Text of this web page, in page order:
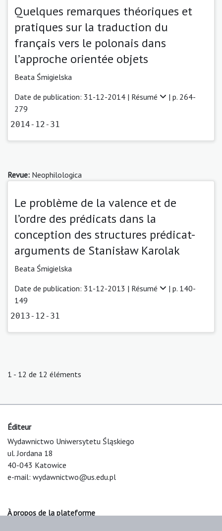
Quelques remarques théoriques et
pratiques sur la traduction du
français vers le polonais dans
l’approche orientée objets
Beata Śmigielska
Date de publication: 31-12-2014 | Résumé
| p. 264-
279
2014-12-31
Revue: Neophilologica
Le problème de la valence et de
l’ordre des prédicats dans la
conception des structures prédicat-
arguments de Stanisław Karolak
Beata Śmigielska
Date de publication: 31-12-2013 | Résumé
| p. 140-
149
2013-12-31
1 - 12 de 12 éléments
Éditeur
Wydawnictwo Uniwersytetu Śląskiego
ul. Jordana 18
40-043 Katowice
e-mail: wydawnictwo@us.edu.pl
À propos de la plateforme